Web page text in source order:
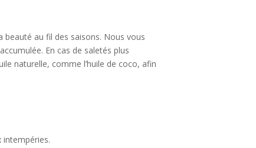
beauté au fil des saisons. Nous vous
En cas de saletés plus
naturelle, comme l’huile de coco, afin